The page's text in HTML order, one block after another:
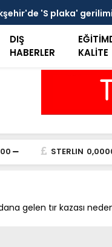
'S plaka'
DIŞ
HABERLER
KALİTE
STERLIN
gelen tır kazası